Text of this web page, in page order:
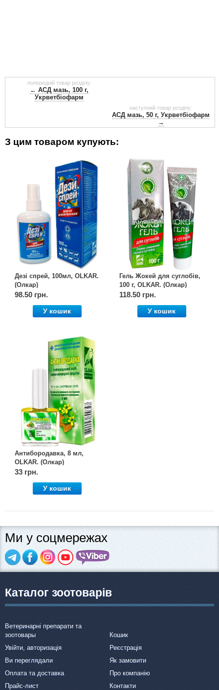
попередній товар розділу:
← АСД мазь, 100 г,
Укрветбіофарм
наступний товар розділу:
АСД мазь, 50 г, Укрветбіофарм
→
З цим товаром купують:
Дезі спрей, 100мл, OLKAR.
(Олкар)
98.50 грн.
У кошик
Гель Жокей для суглобів,
100 г, OLKAR. (Олкар)
118.50 грн.
У кошик
Антибородавка, 8 мл,
OLKAR. (Олкар)
33 грн.
У кошик
Ми у соцмережах
Каталог зоотоварів
Ветеринарні препарати та
зоотовары
Кошик
Увійти, авторизація
Реєстрація
Ви переглядали
Як замовити
Оплата та доставка
Про компанію
Прайс-лист
Контакти